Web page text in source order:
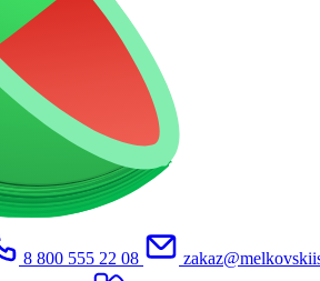
8 800 555 22 08